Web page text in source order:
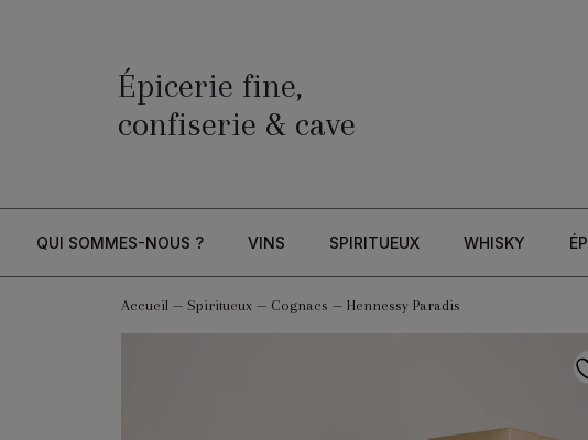
Épicerie fine,
confiserie & cave
QUI SOMMES-NOUS ? VINS SPIRITUEUX WHISKY
Accueil— Spiritueux— Cognacs — Hennessy Paradis